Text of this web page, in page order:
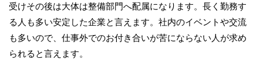
受けその後は大体は整備部門へ配属になります。長く勤務す
る人も多い安定した企業と言えます。社内のイベントや交流
も多いので、仕事外でのお付き合いが苦にならない人が求め
られると言えます。